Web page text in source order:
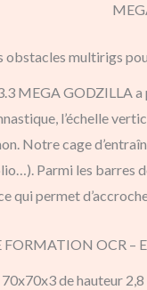
obstacles multirigs
MEGA GODZILLA
l’échelle
Notre cage
Parmi les barres
qui permet
FORMATION OCR –
70x70x3 de hauteur